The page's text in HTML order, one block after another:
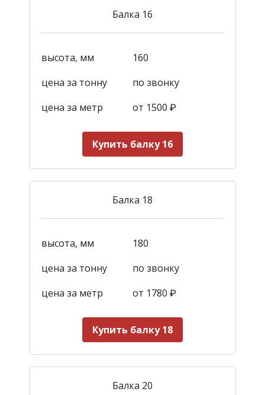
Балка 16
высота, мм
160
цена за тонну
по звонку
цена за метр
от 1500 ₽
Купить балку 16
Балка 18
высота, мм
180
цена за тонну
по звонку
цена за метр
от 1780 ₽
Купить балку 18
Балка 20